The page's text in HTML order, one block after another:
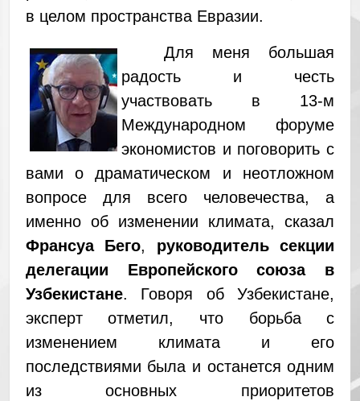
в целом пространства Евразии.
Для меня большая
радость и честь
участвовать в 13-м
Международном форуме
экономистов и поговорить с
вами о драматическом и неотложном
вопросе для всего человечества, а
именно об изменении климата, сказал
Франсуа Бего, руководитель секции
делегации Европейского союза в
Узбекистане. Говоря об Узбекистане,
эксперт отметил, что борьба с
изменением климата и его
последствиями была и останется одним
из основных приоритетов